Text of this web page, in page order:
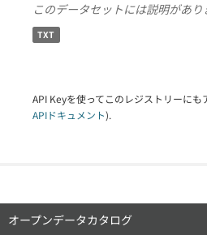
このデータセットには説明があり
TXT
API Keyを使ってこのレジストリーにも
APIドキュメント).
オープンデータカタログ